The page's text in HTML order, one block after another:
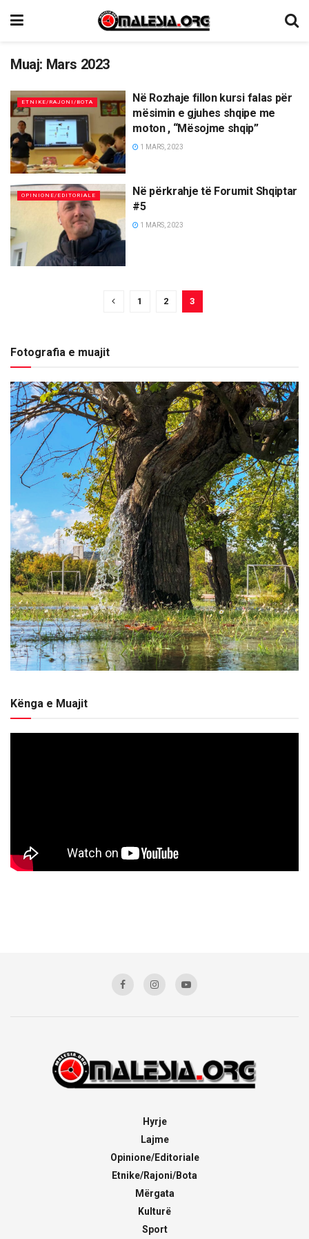
Muaj: Mars 2023
ETNIKE/RAJONI/BOTA
Në Rozhaje fillon kursi falas për
mësimin e gjuhes shqipe me
moton , “Mësojme shqip”
1 MARS, 2023
OPINIONE/EDITORIALE
Në përkrahje të Forumit Shqiptar
#5
1 MARS, 2023
1 2 3
Fotografia e muajit
Kënga e Muajit
Hyrje
Lajme
Opinione/Editoriale
Etnike/Rajoni/Bota
Mërgata
Kulturë
Sport